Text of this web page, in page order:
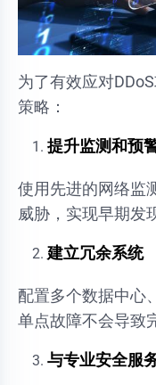
为了有效应对
策略：
提升监测和预
使用先进的网络监
威胁，实现早期发
建立冗余系统
配置多个数据中心
单点故障不会导致
与专业安全服